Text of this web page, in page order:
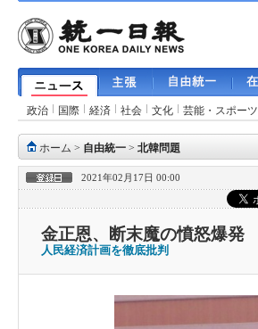
政治 国際 経済 社会 文化 芸能・スポーツ
ホーム > 自由統一 > 北韓問題
2021年02月17日 00:00
金正恩、断末魔の憤怒爆発
人民経済計画を徹底批判